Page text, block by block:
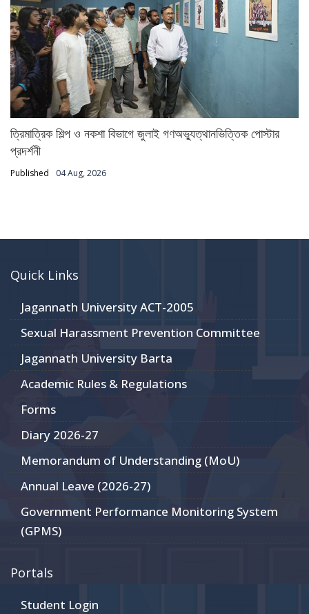
ত্রিমাত্রিক শিল্প ও নকশা বিভাগে জুলাই গণঅভ্যুত্থানভিত্তিক পোস্টার
প্রদর্শনী
Published 04 Aug, 2026
Quick Links
Jagannath University ACT-2005
Sexual Harassment Prevention Committee
Jagannath University Barta
Academic Rules & Regulations
Forms
Diary 2026-27
Memorandum of Understanding (MoU)
Annual Leave (2026-27)
Government Performance Monitoring System
(GPMS)
Portals
Student Login